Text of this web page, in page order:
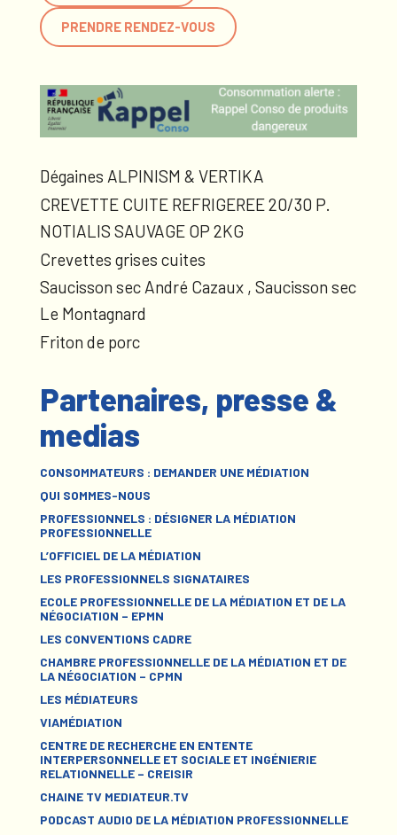
PRENDRE RENDEZ-VOUS
Dégaines ALPINISM & VERTIKA
CREVETTE CUITE REFRIGEREE 20/30 P.
NOTIALIS SAUVAGE OP 2KG
Crevettes grises cuites
Saucisson sec André Cazaux , Saucisson sec
Le Montagnard
Friton de porc
Partenaires, presse &
medias
CONSOMMATEURS : DEMANDER UNE MÉDIATION
QUI SOMMES-NOUS
PROFESSIONNELS : DÉSIGNER LA MÉDIATION
PROFESSIONNELLE
L’OFFICIEL DE LA MÉDIATION
LES PROFESSIONNELS SIGNATAIRES
ECOLE PROFESSIONNELLE DE LA MÉDIATION ET DE LA
NÉGOCIATION – EPMN
LES CONVENTIONS CADRE
CHAMBRE PROFESSIONNELLE DE LA MÉDIATION ET DE
LA NÉGOCIATION – CPMN
LES MÉDIATEURS
VIAMÉDIATION
CENTRE DE RECHERCHE EN ENTENTE
INTERPERSONNELLE ET SOCIALE ET INGÉNIERIE
RELATIONNELLE – CREISIR
CHAINE TV MEDIATEUR.TV
PODCAST AUDIO DE LA MÉDIATION PROFESSIONNELLE